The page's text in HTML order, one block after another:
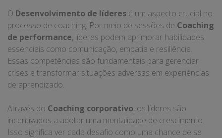
O Desenvolvimento de líderes é um aspecto crucial no
processo de coaching. Por meio de sessões de Coaching
de performance, líderes podem aprimorar habilidades
essenciais como comunicação, empatia e resiliência.
Essas competências são fundamentais para gerenciar
crises e transformar situações adversas em experiências
de aprendizado.
Através do Coaching corporativo, os líderes são
incentivados a adotar uma mentalidade de crescimento.
Isso significa ver cada desafio como uma chance de se